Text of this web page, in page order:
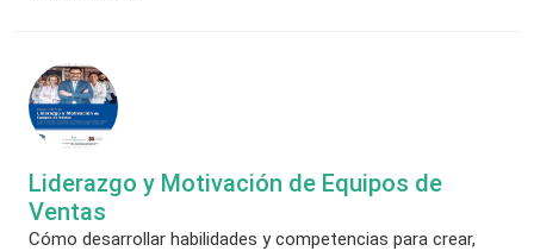
Liderazgo y Motivación de Equipos de
Ventas
Cómo desarrollar habilidades y competencias para crear,